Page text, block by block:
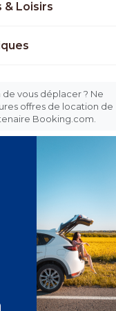
Loisirs
de vous déplacer ? Ne
offres de location de
Booking.com.